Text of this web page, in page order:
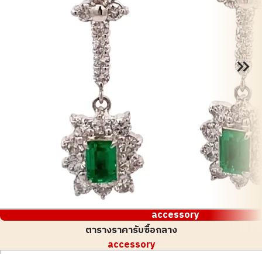
accessory
ตารางราคารับซื้อกลาง
accessory